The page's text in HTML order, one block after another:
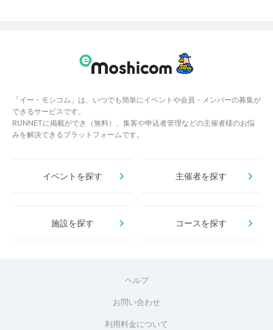
「イー・モシコム」は、いつでも簡単にイベントや会員・メンバーの募集が
できるサービスです。
RUNNETに掲載ができ（無料）、集客や申込者管理などの主催者様のお悩
みを解決できるプラットフォームです。
イベントを探す 主催者を探す
施設を探す コースを探す
ヘルプ
お問い合わせ
利用料金について